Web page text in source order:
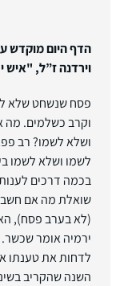
הדף היום מוקדש
וירדנה ז”ל, "איש
פסח שנשחט שלא
וקרב כשלמים. מה
ושלא לשמו? רב
לשמו ושלא לשמו
בכמה דרכים
שואלת מה אם
(לא בערב פסח),
ירמיה אומר
לדחות את טענתו
השנה שהקריב